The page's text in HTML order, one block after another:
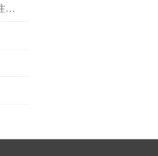
GDY-S型绳式验电器使用方法及注意事项